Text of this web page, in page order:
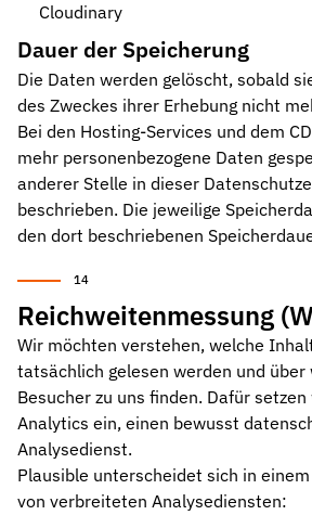
Cloudinary
Dauer der Speicherung
Die Daten werden gelöscht, sobald
des Zweckes ihrer Erhebung nicht
Bei den Hosting-Services und dem
mehr personenbezogene Daten
anderer Stelle in dieser
beschrieben. Die jeweilige
den dort beschriebenen
Reichweitenmessung
Wir möchten verstehen, welche
tatsächlich gelesen werden und über
Besucher zu uns finden. Dafür
Analytics ein, einen bewusst
Analysedienst.
Plausible unterscheidet sich in
von verbreiteten Analysediensten: